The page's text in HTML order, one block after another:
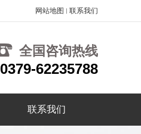
网站地图 联系我们
全国咨询热线
0379-62235788
联系我们